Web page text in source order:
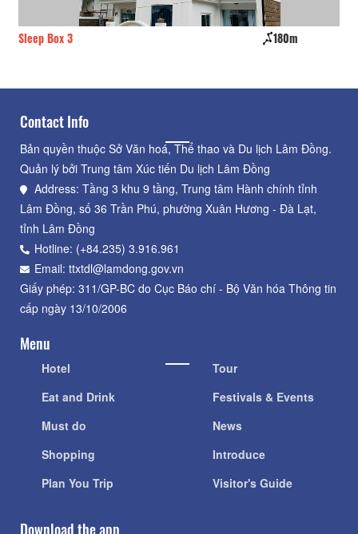
Sleep Box 3 180m
Contact Info
Bản quyền thuộc Sở Văn hoá, Thể thao và Du lịch Lâm Đồng.
Quản lý bởi Trung tâm Xúc tiến Du lịch Lâm Đồng
Address: Tầng 3 khu 9 tầng, Trung tâm Hành chính tỉnh
Lâm Đồng, số 36 Trần Phú, phường Xuân Hương - Đà Lạt,
tỉnh Lâm Đồng
Hotline: (+84.235) 3.916.961
Email: ttxtdl@lamdong.gov.vn
Giấy phép: 311/GP-BC do Cục Báo chí - Bộ Văn hóa Thông tin
cấp ngày 13/10/2006
Menu
Hotel
Eat and Drink
Must do
Shopping
Plan You Trip
Tour
Festivals & Events
News
Introduce
Visitor's Guide
Download the app